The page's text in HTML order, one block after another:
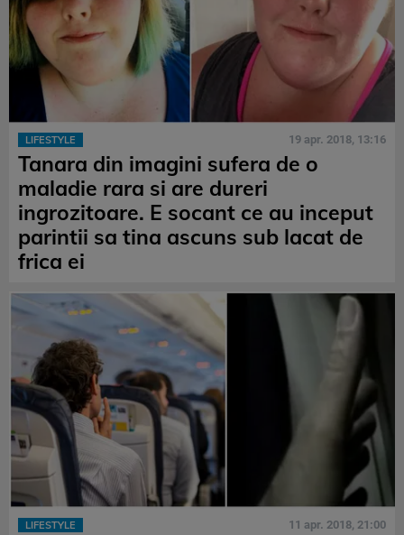
LIFESTYLE 19 apr. 2018, 13:16
Tanara din imagini sufera de o
maladie rara si are dureri
ingrozitoare. E socant ce au inceput
parintii sa tina ascuns sub lacat de
frica ei
LIFESTYLE 11 apr. 2018, 21:00